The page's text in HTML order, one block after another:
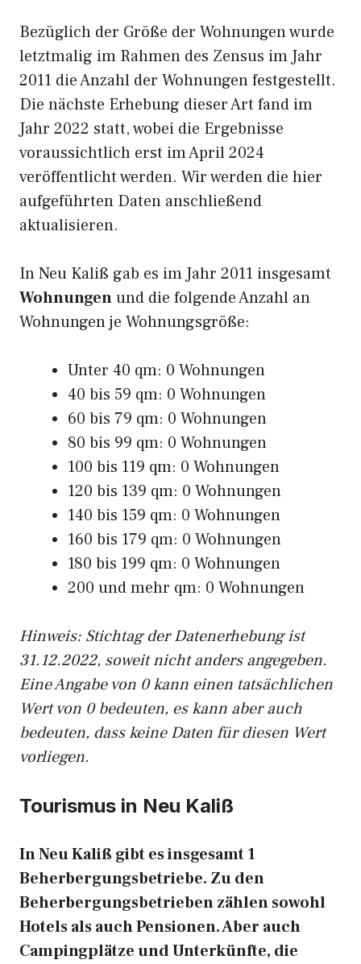
Bezüglich der Größe der Wohnungen wurde
letztmalig im Rahmen des Zensus im Jahr
2011 die Anzahl der Wohnungen festgestellt.
Die nächste Erhebung dieser Art fand im
Jahr 2022 statt, wobei die Ergebnisse
voraussichtlich erst im April 2024
veröffentlicht werden. Wir werden die hier
aufgeführten Daten anschließend
aktualisieren.
In Neu Kaliß gab es im Jahr 2011 insgesamt
Wohnungenund die folgende Anzahl an
Wohnungen je Wohnungsgröße:
Unter 40 qm: 0 Wohnungen
40 bis 59 qm: 0 Wohnungen
60 bis 79 qm: 0 Wohnungen
80 bis 99 qm: 0 Wohnungen
100 bis 119 qm: 0 Wohnungen
120 bis 139 qm: 0 Wohnungen
140 bis 159 qm: 0 Wohnungen
160 bis 179 qm: 0 Wohnungen
180 bis 199 qm: 0 Wohnungen
200 und mehr qm: 0 Wohnungen
Hinweis: Stichtag der Datenerhebung ist
31.12.2022, soweit nicht anders angegeben.
Eine Angabe von 0 kann einen tatsächlichen
Wert von 0 bedeuten, es kann aber auch
bedeuten, dass keine Daten für diesen Wert
vorliegen.
Tourismus in Neu Kaliß
In Neu Kaliß gibt es insgesamt 1
Beherbergungsbetriebe. Zu den
Beherbergungsbetrieben zählen sowohl
Hotels als auch Pensionen. Aber auch
Campingplätze und Unterkünfte, die